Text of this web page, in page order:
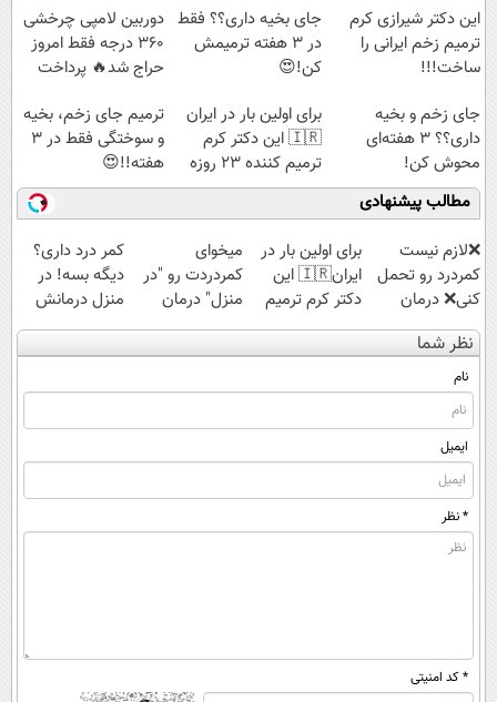
این دکتر شیرازی کرم
ترمیم زخم ایرانی را
ساخت!!!
جای بخیه داری؟؟ فقط
در 3 هفته ترمیمش
کن!😍
دوربین لامپی چرخشی
360 درجه فقط امروز
حراج شد🔥 پرداخت
جای زخم و بخیه
داری؟؟ 3 هفته‌ای
محوش کن!
برای اولین بار در ایران
🇮🇷 این دکتر کرم
ترمیم کننده 23 روزه
ساخت!
ترمیم جای زخم، بخیه
و سوختگی فقط در 3
هفته!!😍
مطالب پیشنهادی
❌لازم نیست
کمردرد رو تحمل
کنی❌ درمان
بدون جراحی و
قرص
(پرسشنامه)
برای اولین بار در
ایران🇮🇷 این
دکتر کرم ترمیم
کننده 23 روزه
ساخت!
میخوای
کمردردت رو "در
منزل" درمان
کنی؟ (◂فیلم +
◂پرسش‌نامه)
کمر درد داری؟
دیگه بسه! در
منزل درمانش
کن
(◀پرسش‌نامه)
نظر شما
نام
ایمیل
* نظر
* کد امنیتی